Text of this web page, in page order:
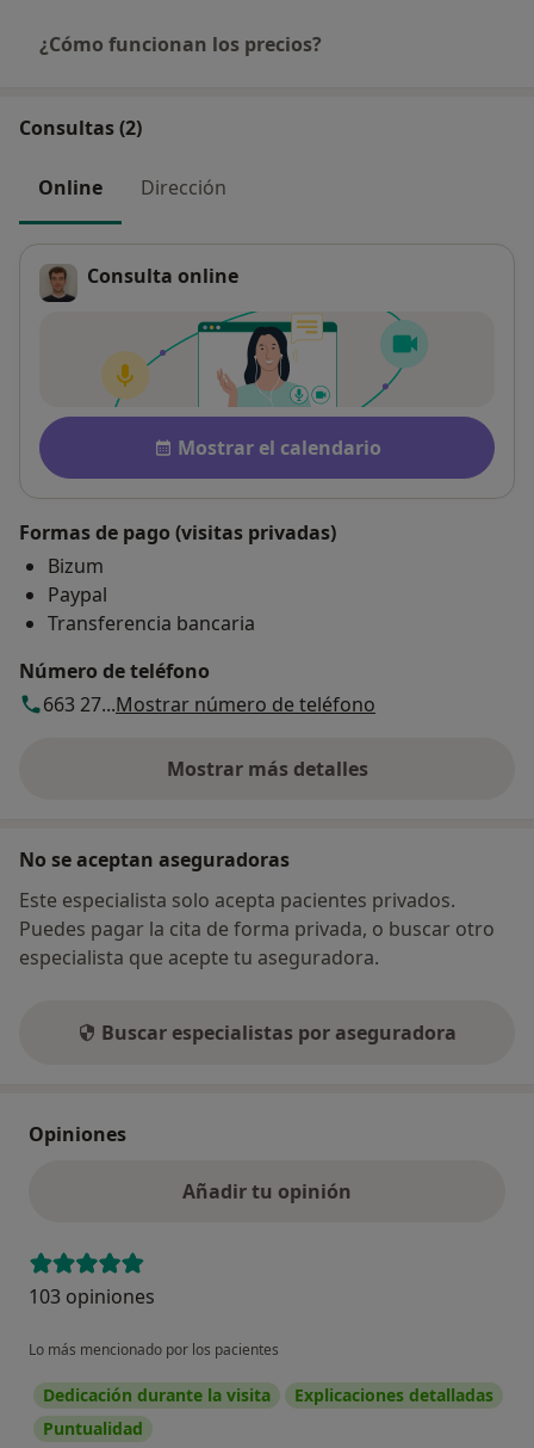
¿Cómo funcionan los precios?
Consultas (2)
Online Dirección
Consulta online
Disponibilidad
Mostrar el calendario
Formas de pago (visitas privadas)
Bizum
Paypal
Transferencia bancaria
Número de teléfono
663 27...Mostrar número de teléfono
Mostrar más detalles
sobre la dirección
No se aceptan aseguradoras
Este especialista solo acepta pacientes privados.
Puedes pagar la cita de forma privada, o buscar otro
especialista que acepte tu aseguradora.
Buscar especialistas por aseguradora
Opiniones
Añadir tu opinión
103 opiniones
Lo más mencionado por los pacientes
Dedicación durante la visita
Explicaciones detalladas
Puntualidad